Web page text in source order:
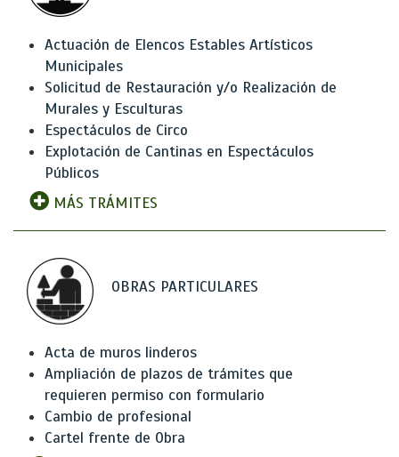
Actuación de Elencos Estables Artísticos
Municipales
Solicitud de Restauración y/o Realización de
Murales y Esculturas
Espectáculos de Circo
Explotación de Cantinas en Espectáculos
Públicos
MÁS TRÁMITES
OBRAS PARTICULARES
Acta de muros linderos
Ampliación de plazos de trámites que
requieren permiso con formulario
Cambio de profesional
Cartel frente de Obra